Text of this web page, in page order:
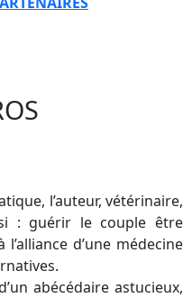
l’auteur, vétérinaire,
: guérir le couple être
d’une médecine
abécédaire astucieux,